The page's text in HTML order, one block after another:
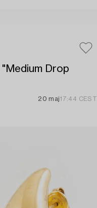
Drop
20 maj17:44 CEST